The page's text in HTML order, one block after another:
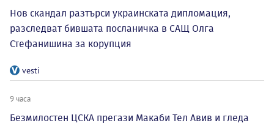
Нов скандал разтърси украинската дипломация,
разследват бившата посланичка в САЩ Олга
Стефанишина за корупция
vesti
9 часа
Безмилостен ЦСКА прегази Макаби Тел Авив и гледа